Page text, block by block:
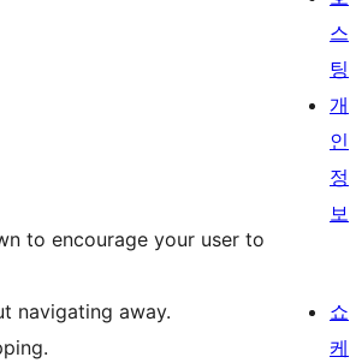
to encourage your user to
navigating away.
스
팅
개
인
정
보
쇼
케